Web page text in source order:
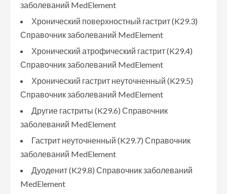
заболеваний MedElement
Хронический поверхностный гастрит (K29.3)
Справочник заболеваний MedElement
Хронический атрофический гастрит (K29.4)
Справочник заболеваний MedElement
Хронический гастрит неуточненный (K29.5)
Справочник заболеваний MedElement
Другие гастриты (K29.6) Справочник
заболеваний MedElement
Гастрит неуточненный (K29.7) Справочник
заболеваний MedElement
Дуоденит (K29.8) Справочник заболеваний
MedElement